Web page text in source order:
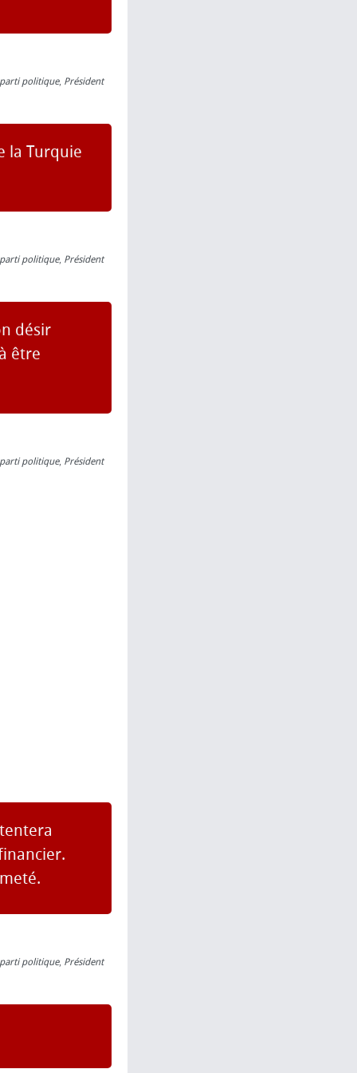
politique, Président
la Turquie
politique, Président
désir
être
politique, Président
politique, Président